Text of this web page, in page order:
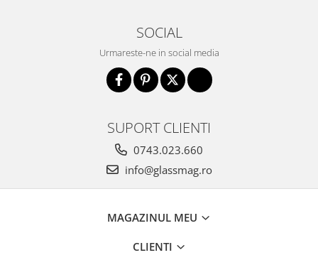
SOCIAL
Urmareste-ne in social media
SUPORT CLIENTI
0743.023.660
info@glassmag.ro
MAGAZINUL MEU
CLIENTI